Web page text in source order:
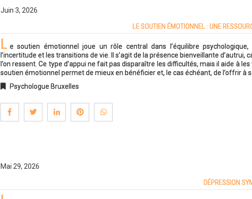
Juin 3, 2026
LE SOUTIEN ÉMOTIONNEL : UNE
L e soutien émotionnel joue un rôle central dans l’équilibre
l’incertitude et les transitions de vie. Il s’agit de la présence bienveillante d’autrui,
l’on ressent. Ce type d’appui ne fait pas disparaître les difficultés, mais il aide à
soutien émotionnel permet de mieux en bénéficier et, le cas échéant, de l’offrir à
Psychologue Bruxelles
Mai 29, 2026
DÉPRESSION